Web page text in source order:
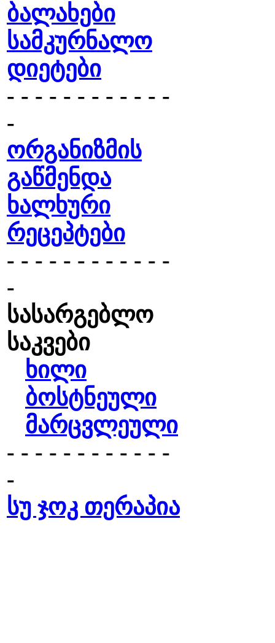
ბალახები
სამკურნალო
დიეტები
- - - - - - - - - - - -
-
ორგანიზმის
გაწმენდა
ხალხური
რეცეპტები
- - - - - - - - - - - -
-
სასარგებლო
საკვები
ხილი
ბოსტნეული
მარცვლეული
- - - - - - - - - - - -
-
სუ ჯოკ თერაპია